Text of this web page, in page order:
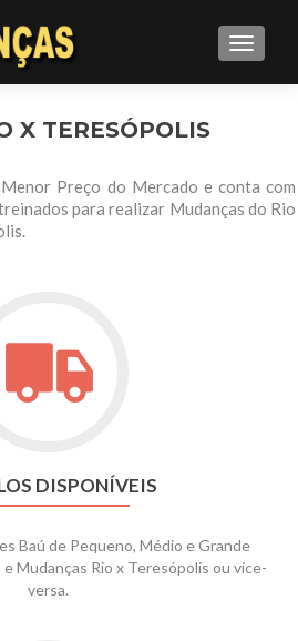
X TERESÓPOLIS
Preço do Mercado e conta com
para realizar Mudanças do Rio
DISPONÍVEIS
Baú de Pequeno, Médio e Grande
Mudanças Rio x Teresópolis ou vice-
versa.